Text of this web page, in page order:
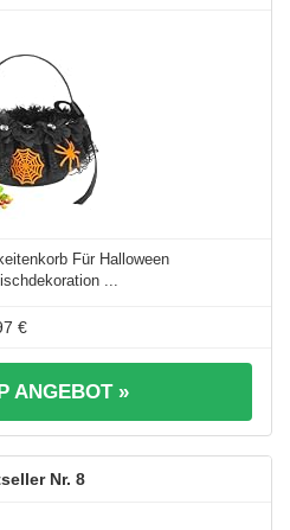
Für Halloween
...
€
ANGEBOT »
8